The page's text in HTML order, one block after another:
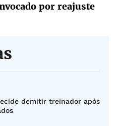
por reajuste
demitir treinador após